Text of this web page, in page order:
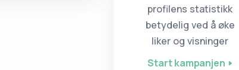
profilens statistikk
betydelig ved å øke
liker og visninger
Start kampanjen